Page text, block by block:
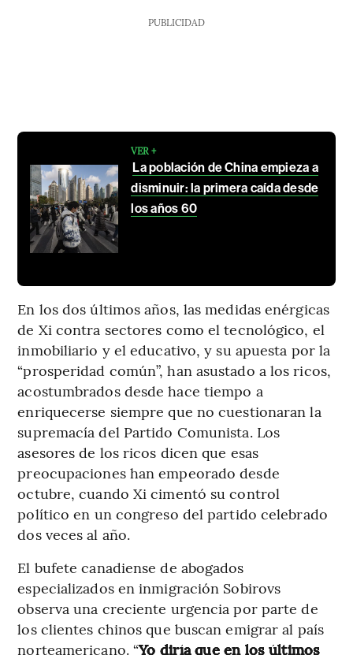
PUBLICIDAD
VER +
La población de China empieza a
disminuir: la primera caída desde
los años 60
En los dos últimos años, las medidas enérgicas
de Xi contra sectores como el tecnológico, el
inmobiliario y el educativo, y su apuesta por la
“prosperidad común”, han asustado a los ricos,
acostumbrados desde hace tiempo a
enriquecerse siempre que no cuestionaran la
supremacía del Partido Comunista. Los
asesores de los ricos dicen que esas
preocupaciones han empeorado desde
octubre, cuando Xi cimentó su control
político en un congreso del partido celebrado
dos veces al año.
El bufete canadiense de abogados
especializados en inmigración Sobirovs
observa una creciente urgencia por parte de
los clientes chinos que buscan emigrar al país
norteamericano. “Yo diría que en los últimos